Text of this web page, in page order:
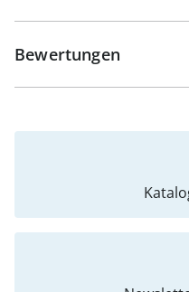
Bewertungen